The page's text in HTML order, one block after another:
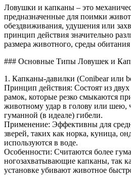
Ловушки и капканы – это
предназначенные для поимки
обездвиживания, удушения или
принцип действия значительно
размера животного, среды
### Основные Типы Ловушек и
1. Капканы-давилки (Conibear или
Принцип действия: Состоят из
рамок, которые резко смыкаются
животному удар в голову или шею,
гуманной (в идеале) гибели.
Применение: Эффективны для
зверей, таких как норка, куница,
используются в воде.
Особенности: Считаются более
ногозахватывающие капканы, так
установке убивают животное